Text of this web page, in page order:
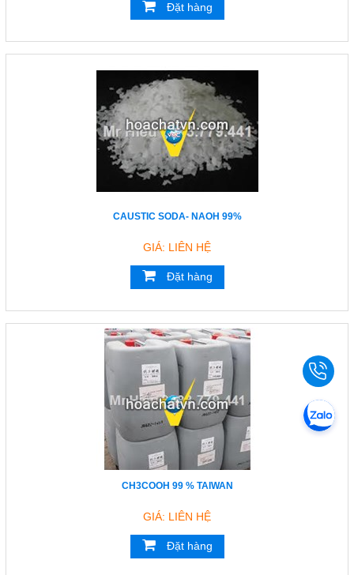
Đặt hàng
CAUSTIC SODA- NAOH 99%
GIÁ: LIÊN HỆ
Đặt hàng
CH3COOH 99 % TAIWAN
GIÁ: LIÊN HỆ
Đặt hàng